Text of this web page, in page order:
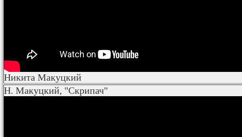
Никита Макуцкий
Н. Макуцкий, "Скрипач"